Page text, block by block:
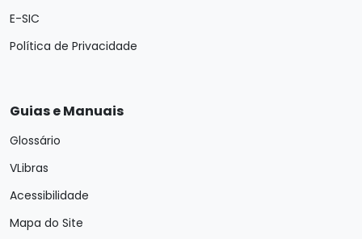
E-SIC
Política de Privacidade
Guias e Manuais
Glossário
VLibras
Acessibilidade
Mapa do Site